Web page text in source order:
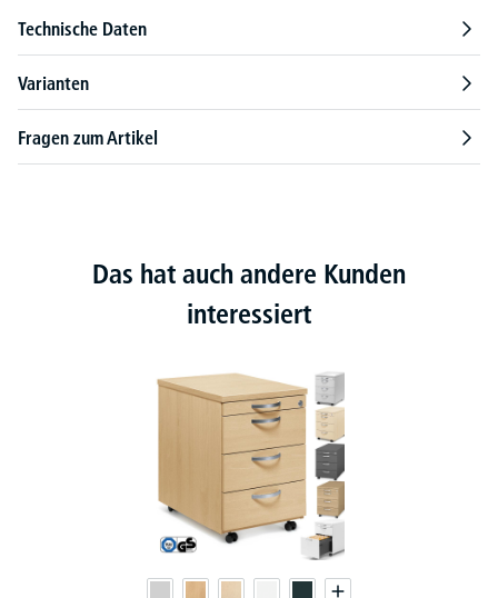
Technische Daten
Varianten
Fragen zum Artikel
Das hat auch andere Kunden
interessiert